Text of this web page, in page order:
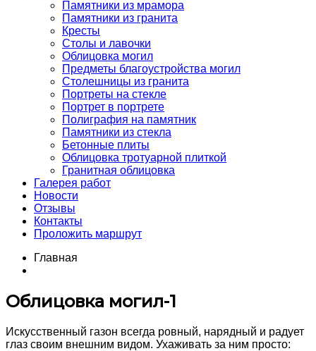
Памятники из мрамора
Памятники из гранита
Кресты
Столы и лавочки
Облицовка могил
Предметы благоустройства могил
Столешницы из гранита
Портреты на стекле
Портрет в портрете
Полиграфия на памятник
Памятники из стекла
Бетонные плиты
Облицовка тротуарной плиткой
Гранитная облицовка
Галерея работ
Новости
Отзывы
Контакты
Проложить маршрут
Главная
Облицовка могил-1
Искусственный газон всегда ровный, нарядный и радует
глаз своим внешним видом. Ухаживать за ним просто: